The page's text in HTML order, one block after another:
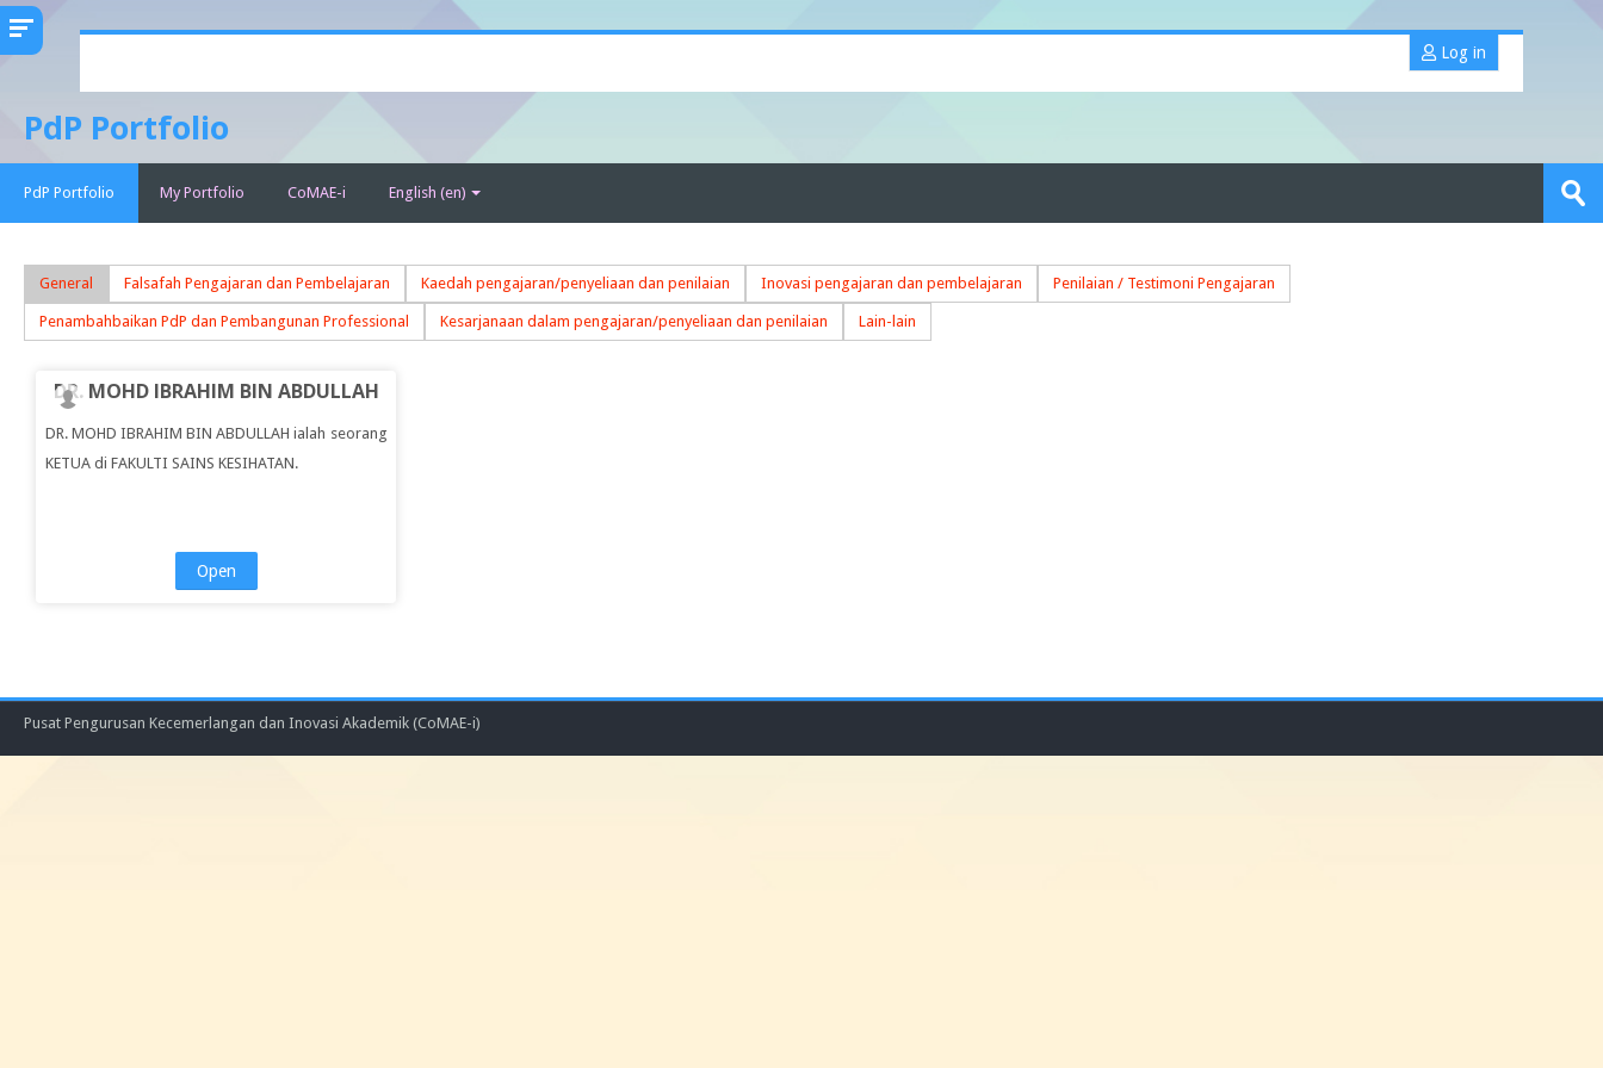
content
Log in
PdP Portfolio
PdP Portfolio My Portfolio CoMAE-i English ‎(en)‎
General Falsafah Pengajaran dan Pembelajaran Kaedah pengajaran/penyeliaan dan penilaian Inovasi pengajaran dan pembelajaran Penilaian / Testimoni Pengajaran
Penambahbaikan PdP dan Pembangunan Professional Kesarjanaan dalam pengajaran/penyeliaan dan penilaian Lain-lain
DR. MOHD IBRAHIM BIN ABDULLAH
DR. MOHD IBRAHIM BIN ABDULLAH ialah seorang
KETUA di FAKULTI SAINS KESIHATAN.
Open
Pusat Pengurusan Kecemerlangan dan Inovasi Akademik (CoMAE-i)